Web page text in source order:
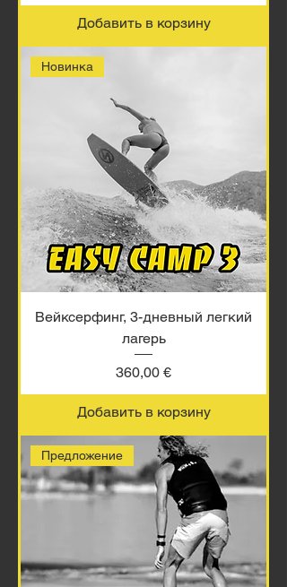
Добавить в корзину
Новинка
Вейксерфинг, 3-дневный легкий
лагерь
Цена
360,00 €
Добавить в корзину
Предложение